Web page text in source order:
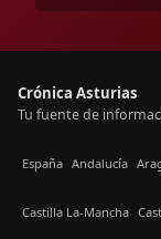
Crónica Asturias
Tu fuente de
España Andalucía
Castilla La-Mancha